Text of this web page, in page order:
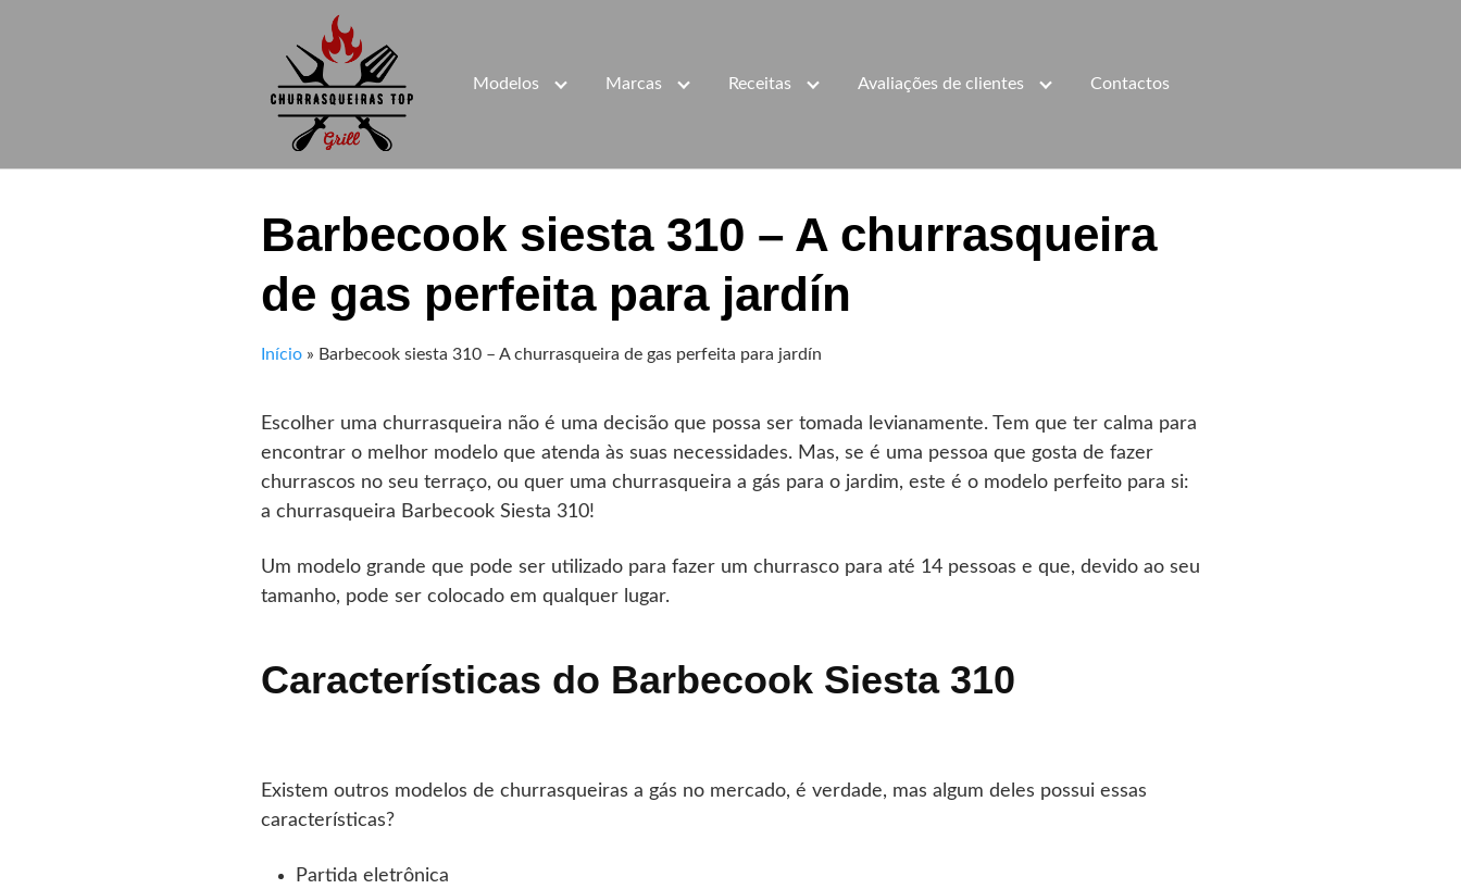
Modelos
Marcas Receitas Avaliações de clientes Contactos
Barbecook siesta 310 – A churrasqueira
de gas perfeita para jardín
Início » Barbecook siesta 310 – A churrasqueira de gas perfeita para jardín
Escolher uma churrasqueira não é uma decisão que possa ser tomada levianamente. Tem que ter calma para
encontrar o melhor modelo que atenda às suas necessidades. Mas, se é uma pessoa que gosta de fazer
churrascos no seu terraço, ou quer uma churrasqueira a gás para o jardim, este é o modelo perfeito para si:
a churrasqueira Barbecook Siesta 310!
Um modelo grande que pode ser utilizado para fazer um churrasco para até 14 pessoas e que, devido ao seu
tamanho, pode ser colocado em qualquer lugar.
Características do Barbecook Siesta 310
Existem outros modelos de churrasqueiras a gás no mercado, é verdade, mas algum deles possui essas
características?
Partida eletrônica